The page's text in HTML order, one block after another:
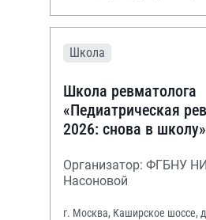
Школа
Школа ревматолога
«Педиатрическая
2026: снова в школу»
Организатор: ФГБНУ
Насоновой
г. Москва, Каширское шоссе,